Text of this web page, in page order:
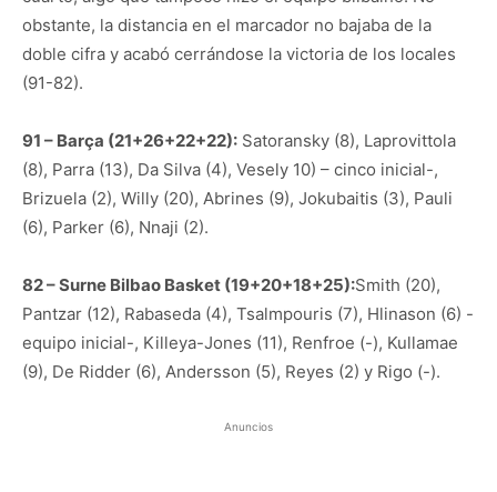
obstante, la distancia en el marcador no bajaba de la
doble cifra y acabó cerrándose la victoria de los locales
(91-82).
91 – Barça (21+26+22+22): Satoransky (8), Laprovittola
(8), Parra (13), Da Silva (4), Vesely 10) – cinco inicial-,
Brizuela (2), Willy (20), Abrines (9), Jokubaitis (3), Pauli
(6), Parker (6), Nnaji (2).
82 – Surne Bilbao Basket (19+20+18+25):Smith (20),
Pantzar (12), Rabaseda (4), Tsalmpouris (7), Hlinason (6) -
equipo inicial-, Killeya-Jones (11), Renfroe (-), Kullamae
(9), De Ridder (6), Andersson (5), Reyes (2) y Rigo (-).
Anuncios